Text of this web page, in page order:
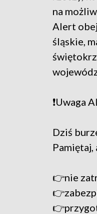
na
Alert
śląskie,
❗Uwaga
Dziś
Pamiętaj,
👉nie